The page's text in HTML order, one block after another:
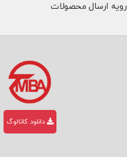
رویه ارسال محصولات
دانلود کاتالوگ